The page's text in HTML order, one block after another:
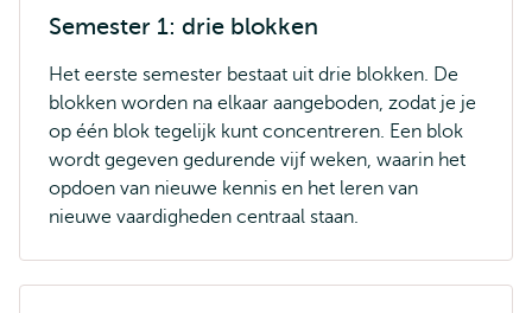
Semester 1: drie blokken
Het eerste semester bestaat uit drie blokken. De
blokken worden na elkaar aangeboden, zodat je je
op één blok tegelijk kunt concentreren. Een blok
wordt gegeven gedurende vijf weken, waarin het
opdoen van nieuwe kennis en het leren van
nieuwe vaardigheden centraal staan.